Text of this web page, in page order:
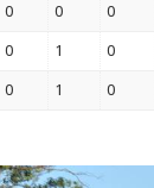
0 0 0
0 1 0
0 1 0